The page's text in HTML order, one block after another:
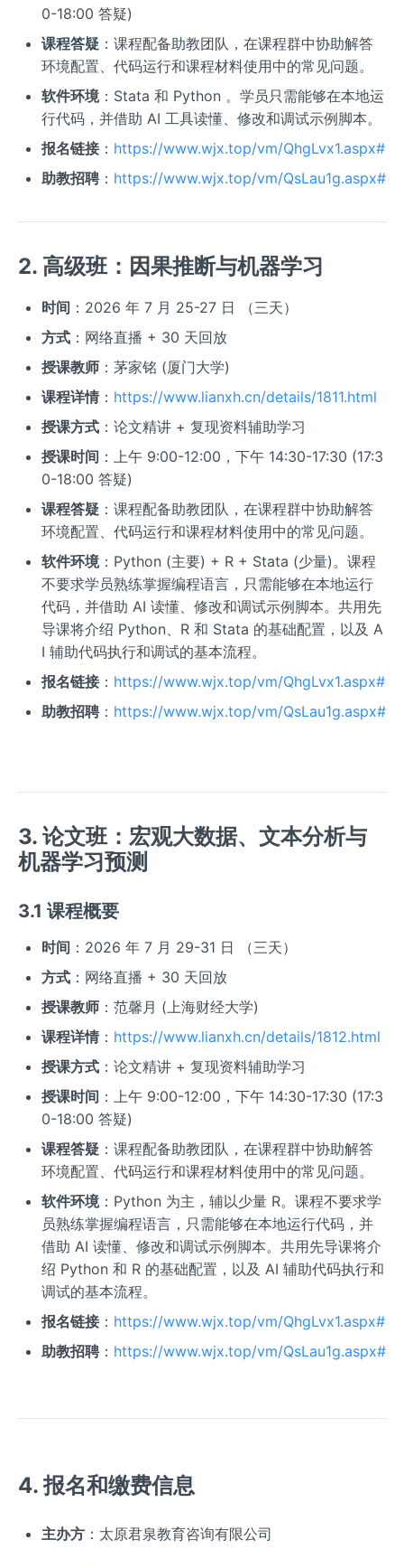
0-18:00 答疑)
课程答疑：课程配备助教团队，在课程群中协助解答
环境配置、代码运行和课程材料使用中的常见问题。
软件环境：Stata 和 Python 。学员只需能够在本地运
行代码，并借助 AI 工具读懂、修改和调试示例脚本。
报名链接： https://www.wjx.top/vm/QhgLvx1.aspx#
助教招聘： https://www.wjx.top/vm/QsLau1g.aspx#
2. 高级班：因果推断与机器学习
时间 ：2026 年 7 月 25-27 日 （三天）
方式：网络直播 + 30 天回放
授课教师：茅家铭 (厦门大学)
课程详情： https://www.lianxh.cn/details/1811.html
授课方式：论文精讲 + 复现资料辅助学习
授课时间 ：上午 9:00-12:00，下午 14:30-17:30 (17:3
0-18:00 答疑)
课程答疑：课程配备助教团队，在课程群中协助解答
环境配置、代码运行和课程材料使用中的常见问题。
软件环境：Python (主要) + R + Stata (少量)。课程
不要求学员熟练掌握编程语言，只需能够在本地运行
代码，并借助 AI 读懂、修改和调试示例脚本。共用先
导课将介绍 Python、R 和 Stata 的基础配置，以及 A
I 辅助代码执行和调试的基本流程。
报名链接： https://www.wjx.top/vm/QhgLvx1.aspx#
助教招聘： https://www.wjx.top/vm/QsLau1g.aspx#
3. 论文班：宏观大数据、文本分析与
机器学习预测
3.1 课程概要
时间 ：2026 年 7 月 29-31 日 （三天）
方式：网络直播 + 30 天回放
授课教师：范馨月 (上海财经大学)
课程详情： https://www.lianxh.cn/details/1812.html
授课方式：论文精讲 + 复现资料辅助学习
授课时间 ：上午 9:00-12:00，下午 14:30-17:30 (17:3
0-18:00 答疑)
课程答疑：课程配备助教团队，在课程群中协助解答
环境配置、代码运行和课程材料使用中的常见问题。
软件环境：Python 为主，辅以少量 R。课程不要求学
员熟练掌握编程语言，只需能够在本地运行代码，并
借助 AI 读懂、修改和调试示例脚本。共用先导课将介
绍 Python 和 R 的基础配置，以及 AI 辅助代码执行和
调试的基本流程。
报名链接： https://www.wjx.top/vm/QhgLvx1.aspx#
助教招聘： https://www.wjx.top/vm/QsLau1g.aspx#
4. 报名和缴费信息
主办方：太原君泉教育咨询有限公司